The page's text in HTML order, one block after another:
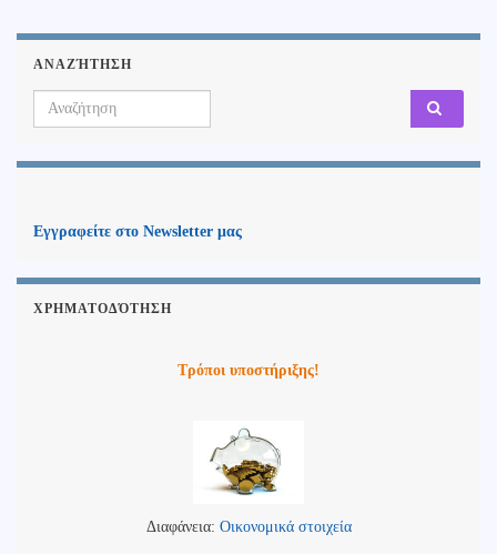
ΑΝΑΖΉΤΗΣΗ
Search for:
Εγγραφείτε στο Newsletter μας
ΧΡΗΜΑΤΟΔΌΤΗΣΗ
Τρόποι υποστήριξης!
Διαφάνεια: Οικονομικά στοιχεία